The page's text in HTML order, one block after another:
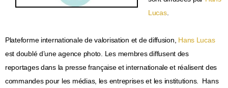
Lucas.
Plateforme internationale de valorisation et de diffusion,
Hans Lucas
est doublé d’une agence photo. Les membres diffusent des
reportages dans la presse française et internationale et réalisent des
commandes pour les médias, les entreprises et les institutions. Hans